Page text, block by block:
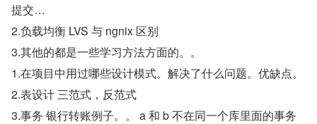
提交…
2.负载均衡 LVS 与 ngnix 区别
3.其他的都是一些学习方法方面的。。
1.在项目中用过哪些设计模式。解决了什么问题。优缺点。
2.表设计 三范式，反范式
3.事务 银行转账例子。。 a 和 b 不在同一个库里面的事务